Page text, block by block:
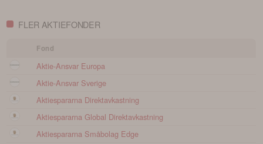
FLER AKTIEFONDER
Fond
Aktie-Ansvar Europa
Aktie-Ansvar Sverige
Aktiespararna Direktavkastning
Aktiespararna Global Direktavkastning
Aktiespararna Småbolag Edge